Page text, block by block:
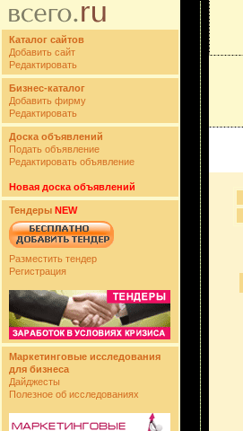
Каталог сайтов
Добавить сайт
Редактировать
Бизнес-каталог
Добавить фирму
Редактировать
Доска объявлений
Подать объявление
Редактировать объявление
Новая доска объявлений
Тендеры NEW
Разместить тендер
Регистрация
Маркетинговые исследования
для бизнеса
Дайджесты
Полезное об исследованиях